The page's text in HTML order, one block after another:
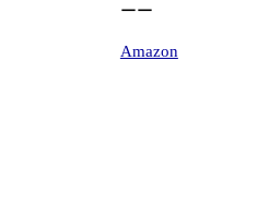
ーー
Amazon